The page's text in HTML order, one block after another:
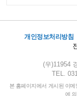
개인정보처리방침
(우)11954
TEL.
본 홈페이지에서 게시된 이
에